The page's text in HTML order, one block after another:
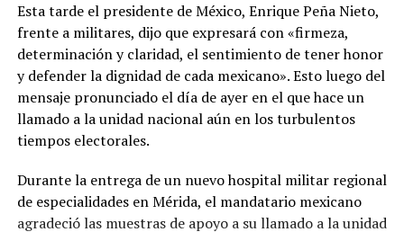
Esta tarde el presidente de México, Enrique Peña Nieto,
frente a militares, dijo que expresará con «firmeza,
determinación y claridad, el sentimiento de tener honor
y defender la dignidad de cada mexicano». Esto luego del
mensaje pronunciado el día de ayer en el que hace un
llamado a la unidad nacional aún en los turbulentos
tiempos electorales.
Durante la entrega de un nuevo hospital militar regional
de especialidades en Mérida, el mandatario mexicano
agradeció las muestras de apoyo a su llamado a la unidad